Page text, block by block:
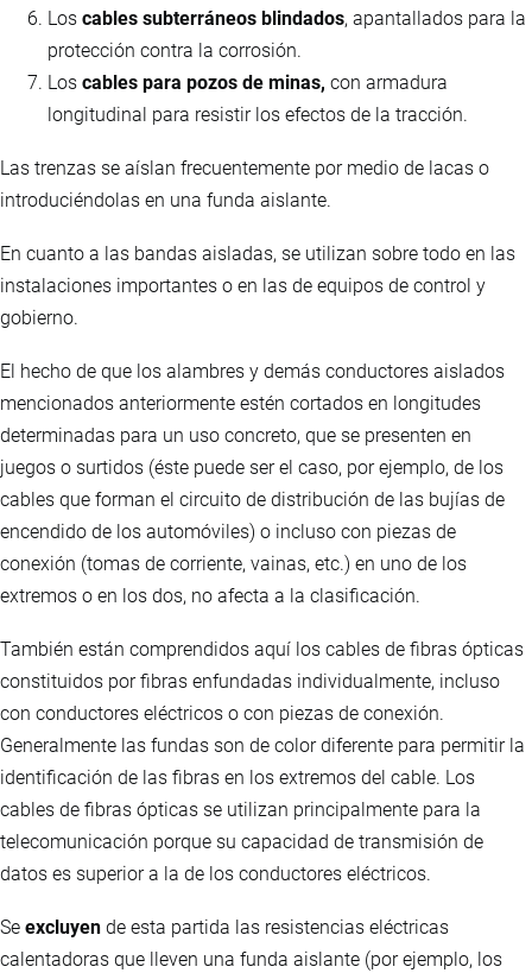
Los cables subterráneos blindados, apantallados para la
protección contra la corrosión.
Los cables para pozos de minas, con armadura
longitudinal para resistir los efectos de la tracción.
Las trenzas se aíslan frecuentemente por medio de lacas o
introduciéndolas en una funda aislante.
En cuanto a las bandas aisladas, se utilizan sobre todo en las
instalaciones importantes o en las de equipos de control y
gobierno.
El hecho de que los alambres y demás conductores aislados
mencionados anteriormente estén cortados en longitudes
determinadas para un uso concreto, que se presenten en
juegos o surtidos (éste puede ser el caso, por ejemplo, de los
cables que forman el circuito de distribución de las bujías de
encendido de los automóviles) o incluso con piezas de
conexión (tomas de corriente, vainas, etc.) en uno de los
extremos o en los dos, no afecta a la clasificación.
También están comprendidos aquí los cables de fibras ópticas
constituidos por fibras enfundadas individualmente, incluso
con conductores eléctricos o con piezas de conexión.
Generalmente las fundas son de color diferente para permitir la
identificación de las fibras en los extremos del cable. Los
cables de fibras ópticas se utilizan principalmente para la
telecomunicación porque su capacidad de transmisión de
datos es superior a la de los conductores eléctricos.
Se excluyen de esta partida las resistencias eléctricas
calentadoras que lleven una funda aislante (por ejemplo, los